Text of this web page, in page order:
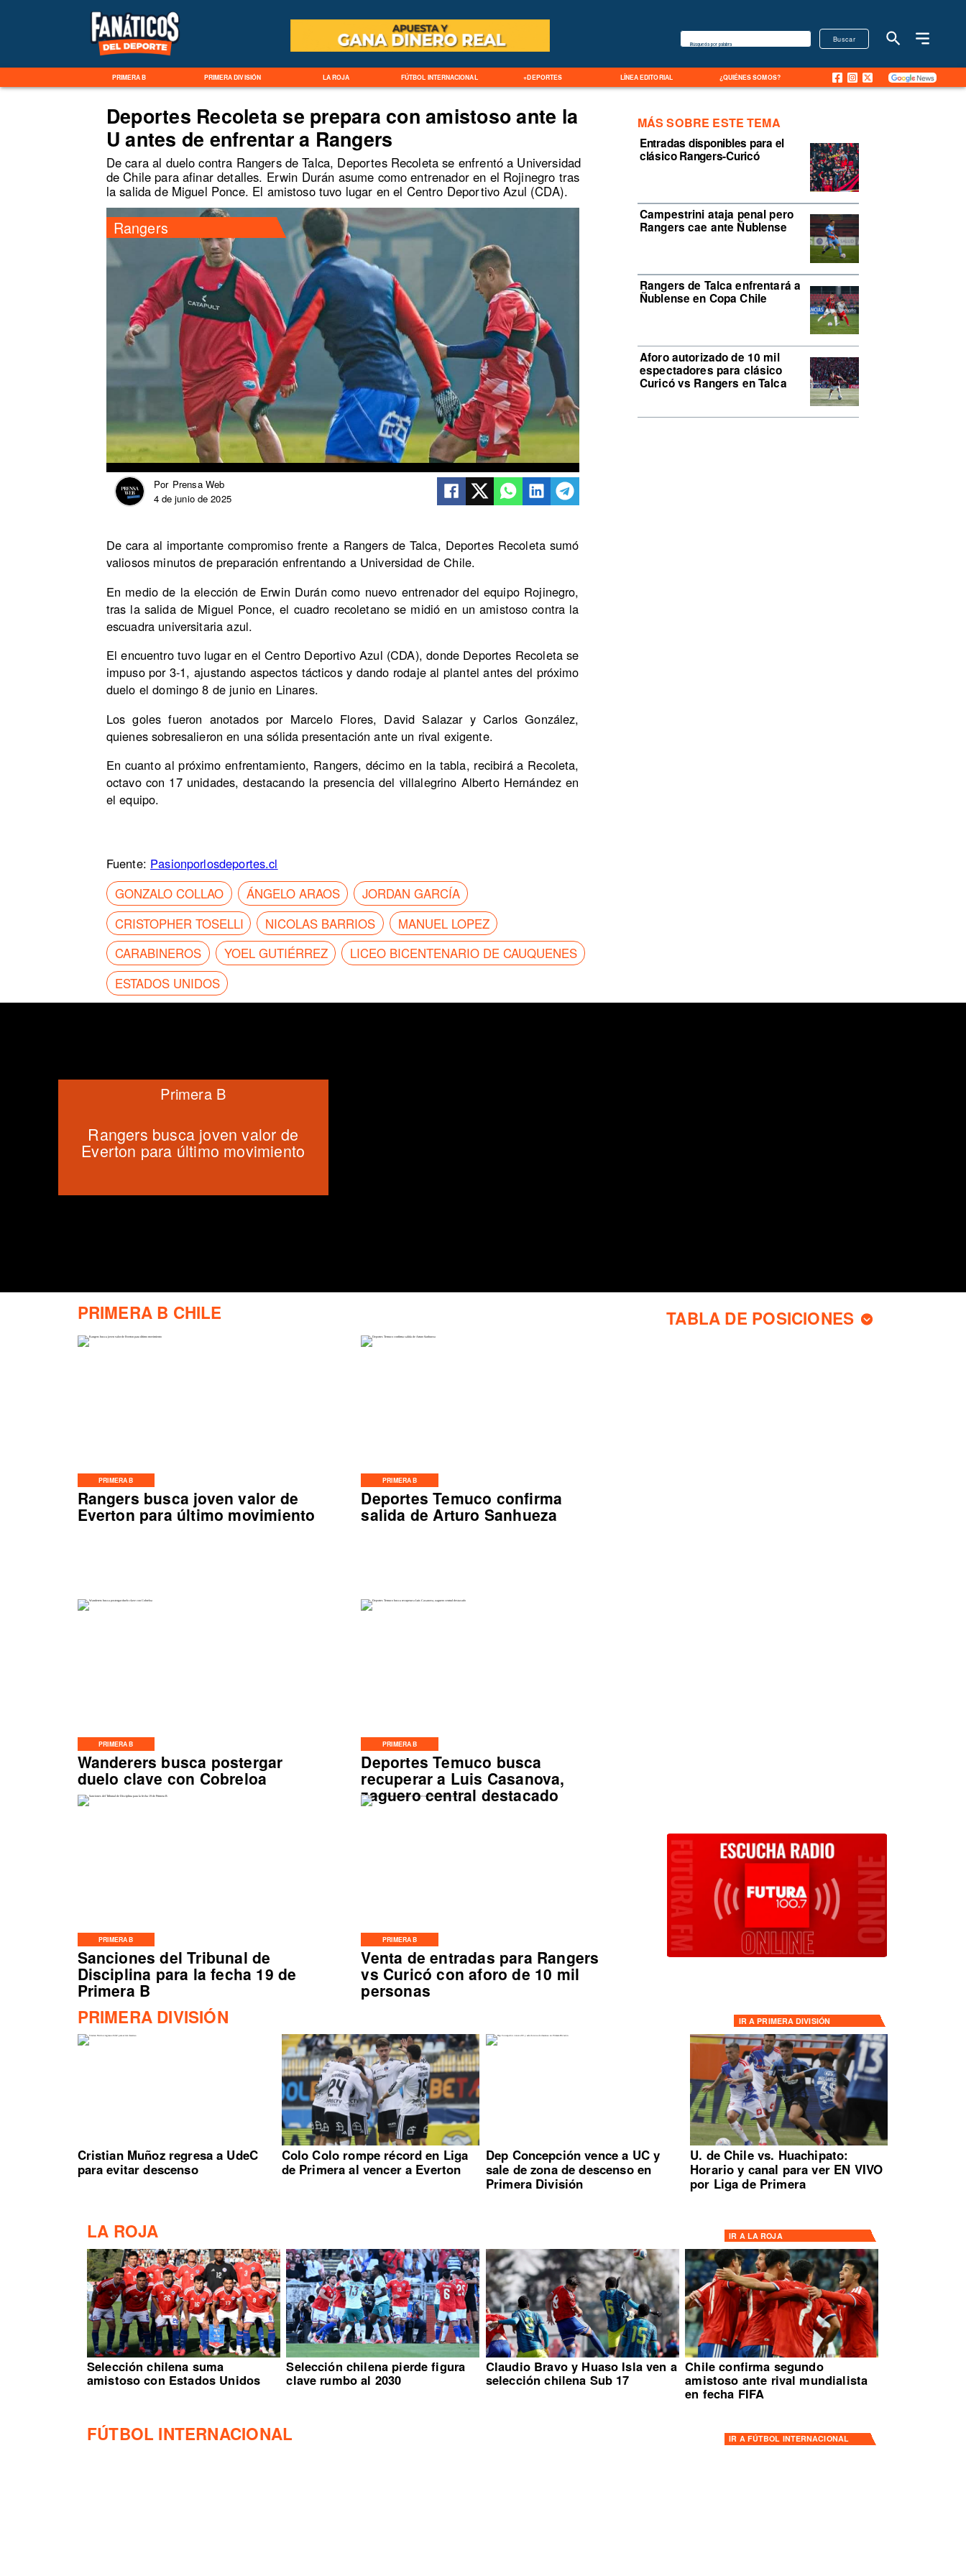
PRIMERA B PRIMERA DIVISIÓN LA ROJA FÚTBOL INTERNACIONAL +DEPORTES LÍNEA EDITORIAL ¿QUIÉNES SOMOS?
Buscar
Búsqueda por palabra
Rangers
Prensa Web
Por
4 de junio de 2025
Entradas disponibles para el
clásico Rangers-Curicó
Campestrini ataja penal pero
Rangers cae ante Ñublense
Rangers de Talca enfrentará a
Ñublense en Copa Chile
Aforo autorizado de 10 mil
espectadores para clásico
Curicó vs Rangers en Talca
MÁS SOBRE ESTE TEMA
Deportes Recoleta se prepara con amistoso ante la
U antes de enfrentar a Rangers
De cara al duelo contra Rangers de Talca, Deportes Recoleta se enfrentó a Universidad
de Chile para afinar detalles. Erwin Durán asume como entrenador en el Rojinegro tras
la salida de Miguel Ponce. El amistoso tuvo lugar en el Centro Deportivo Azul (CDA).
De cara al importante compromiso frente a Rangers de Talca, Deportes Recoleta sumó
valiosos minutos de preparación enfrentando a Universidad de Chile.
En medio de la elección de Erwin Durán como nuevo entrenador del equipo Rojinegro,
tras la salida de Miguel Ponce, el cuadro recoletano se midió en un amistoso contra la
escuadra universitaria azul.
El encuentro tuvo lugar en el Centro Deportivo Azul (CDA), donde Deportes Recoleta se
impuso por 3-1, ajustando aspectos tácticos y dando rodaje al plantel antes del próximo
duelo el domingo 8 de junio en Linares.
Los goles fueron anotados por Marcelo Flores, David Salazar y Carlos González,
quienes sobresalieron en una sólida presentación ante un rival exigente.
En cuanto al próximo enfrentamiento, Rangers, décimo en la tabla, recibirá a Recoleta,
octavo con 17 unidades, destacando la presencia del villalegrino Alberto Hernández en
el equipo.
Fuente: Pasionporlosdeportes.cl
GONZALO COLLAO
ÁNGELO ARAOS
JORDAN GARCÍA
CRISTOPHER TOSELLI
NICOLAS BARRIOS
MANUEL LOPEZ
CARABINEROS
YOEL GUTIÉRREZ
LICEO BICENTENARIO DE CAUQUENES
ESTADOS UNIDOS
PRIMERA B
Rangers busca joven valor de
Everton para último movimiento
PRIMERA B
Deportes Temuco confirma
salida de Arturo Sanhueza
PRIMERA B
Wanderers busca postergar
duelo clave con Cobreloa
PRIMERA B
Deportes Temuco busca
recuperar a Luis Casanova,
zaguero central destacado
Rangers busca joven valor de
Everton para último movimiento
Primera B
PRIMERA B CHILE TABLA DE POSICIONES
PRIMERA B
Sanciones del Tribunal de
Disciplina para la fecha 19 de
Primera B
PRIMERA B
Venta de entradas para Rangers
vs Curicó con aforo de 10 mil
personas
PRIMERA DIVISIÓN IR A PRIMERA DIVISIÓN
Cristian Muñoz regresa a UdeC
para evitar descenso
Colo Colo rompe récord en Liga
de Primera al vencer a Everton
Dep Concepción vence a UC y
sale de zona de descenso en
Primera División
U. de Chile vs. Huachipato:
Horario y canal para ver EN VIVO
por Liga de Primera
LA ROJA IR A LA ROJA
Selección chilena suma
amistoso con Estados Unidos
Selección chilena pierde figura
clave rumbo al 2030
Claudio Bravo y Huaso Isla ven a
selección chilena Sub 17
Chile confirma segundo
amistoso ante rival mundialista
en fecha FIFA
FÚTBOL INTERNACIONAL IR A FÚTBOL INTERNACIONAL